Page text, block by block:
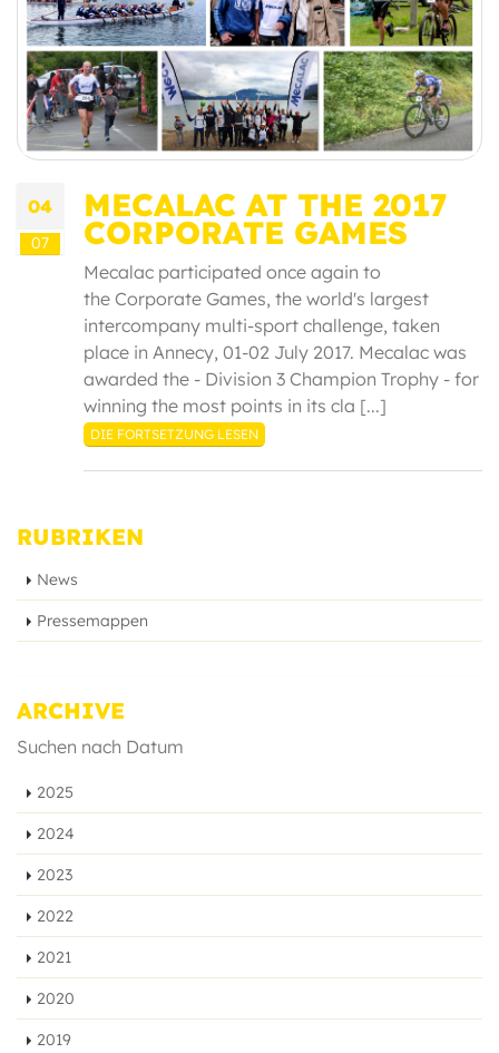
04
07
MECALAC AT THE 2017
CORPORATE GAMES
Mecalac participated once again to
the Corporate Games, the world's largest
intercompany multi-sport challenge, taken
place in Annecy, 01-02 July 2017. Mecalac was
awarded the - Division 3 Champion Trophy - for
winning the most points in its cla [...]
DIE FORTSETZUNG LESEN
RUBRIKEN
News
Pressemappen
ARCHIVE
Suchen nach Datum
2025
2024
2023
2022
2021
2020
2019